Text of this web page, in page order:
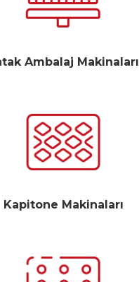
Ambalaj Makinaları
Kapitone Makinaları